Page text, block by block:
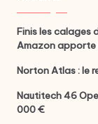
Finis les calages
Amazon apporte
Norton Atlas : le
Nautitech 46
000 €